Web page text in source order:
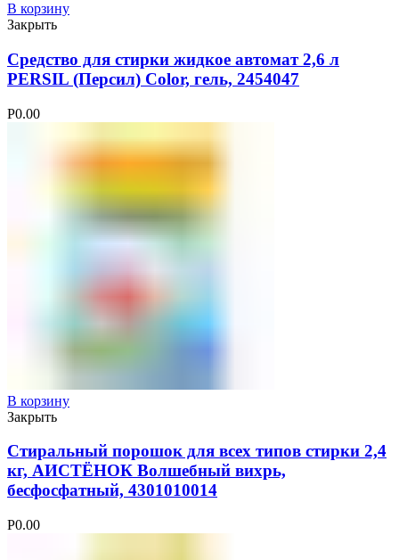
В корзину
Закрыть
Средство для стирки жидкое автомат 2,6 л
PERSIL (Персил) Color, гель, 2454047
Р0.00
В корзину
Закрыть
Стиральный порошок для всех типов стирки 2,4
кг, АИСТЁНОК Волшебный вихрь,
бесфосфатный, 4301010014
Р0.00